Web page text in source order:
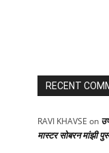
RECENT
RAVI KHAVSE on
मास्टर सोबरन मांझी